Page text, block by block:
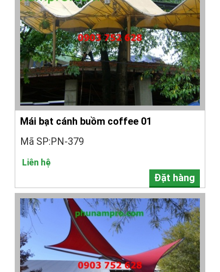
Mái bạt cánh buồm coffee 01
Mã SP:PN-379
Liên hệ
Đặt hàng